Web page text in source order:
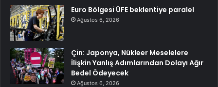
Euro Bölgesi ÜFE beklentiye paralel
Ağustos 6, 2026
Çin: Japonya, Nükleer Meselelere
İlişkin Yanlış Adımlarından Dolayı Ağır
Bedel Ödeyecek
Ağustos 6, 2026